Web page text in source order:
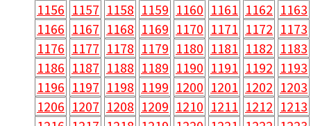
1156 1157 1158 1159 1160 1161 1162 1163
1166 1167 1168 1169 1170 1171 1172 1173
1176 1177 1178 1179 1180 1181 1182 1183
1186 1187 1188 1189 1190 1191 1192 1193
1196 1197 1198 1199 1200 1201 1202 1203
1206 1207 1208 1209 1210 1211 1212 1213